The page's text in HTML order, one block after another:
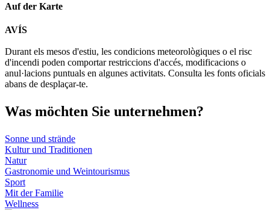
Auf der Karte
−
AVÍS
Durant els mesos d'estiu, les condicions meteorològiques o el risc
d'incendi poden comportar restriccions d'accés, modificacions o
anul·lacions puntuals en algunes activitats. Consulta les fonts oficials
abans de desplaçar-te.
Was möchten Sie unternehmen?
Sonne und strände
Kultur und Traditionen
Natur
Gastronomie und Weintourismus
Sport
Mit der Familie
Wellness